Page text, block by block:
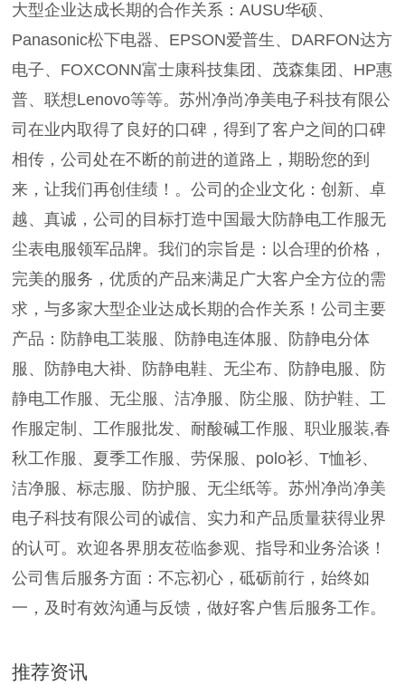
大型企业达成长期的合作关系：AUSU华硕、
Panasonic松下电器、EPSON爱普生、DARFON达方
电子、FOXCONN富士康科技集团、茂森集团、HP惠
普、联想Lenovo等等。苏州净尚净美电子科技有限公
司在业内取得了良好的口碑，得到了客户之间的口碑
相传，公司处在不断的前进的道路上，期盼您的到
来，让我们再创佳绩！。公司的企业文化：创新、卓
越、真诚，公司的目标打造中国最大防静电工作服无
尘表电服领军品牌。我们的宗旨是：以合理的价格，
完美的服务，优质的产品来满足广大客户全方位的需
求，与多家大型企业达成长期的合作关系！公司主要
产品：防静电工装服、防静电连体服、防静电分体
服、防静电大褂、防静电鞋、无尘布、防静电服、防
静电工作服、无尘服、洁净服、防尘服、防护鞋、工
作服定制、工作服批发、耐酸碱工作服、职业服装,春
秋工作服、夏季工作服、劳保服、polo衫、T恤衫、
洁净服、标志服、防护服、无尘纸等。苏州净尚净美
电子科技有限公司的诚信、实力和产品质量获得业界
的认可。欢迎各界朋友莅临参观、指导和业务洽谈！
公司售后服务方面：不忘初心，砥砺前行，始终如
一，及时有效沟通与反馈，做好客户售后服务工作。
推荐资讯